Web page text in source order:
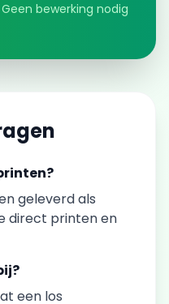
bewerking nodig
geleverd als
direct printen en
een los